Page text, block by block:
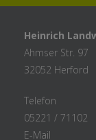
Heinrich
Ahmser Str. 97
32052 Herford
Telefon
05221 / 71102
E-Mail